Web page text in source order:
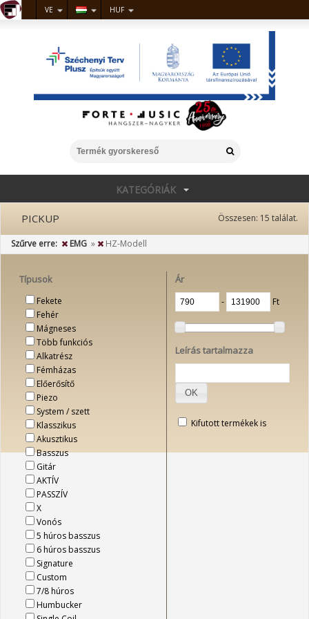
VE HUF
KATEGÓRIÁK
Összesen: 15 találat.
PICKUP
Szűrve erre: EMG » HZ-Modell
Típusok
Fekete
Fehér
Mágneses
Több funkciós
Alkatrész
Fémházas
Előerősítő
Piezo
System / szett
Klasszikus
Akusztikus
Basszus
Gitár
AKTÍV
PASSZÍV
X
Vonós
5 húros basszus
6 húros basszus
Signature
Custom
7/8 húros
Humbucker
Ár
‐ Ft
Leírás tartalmazza
OK
Kifutott termékek is